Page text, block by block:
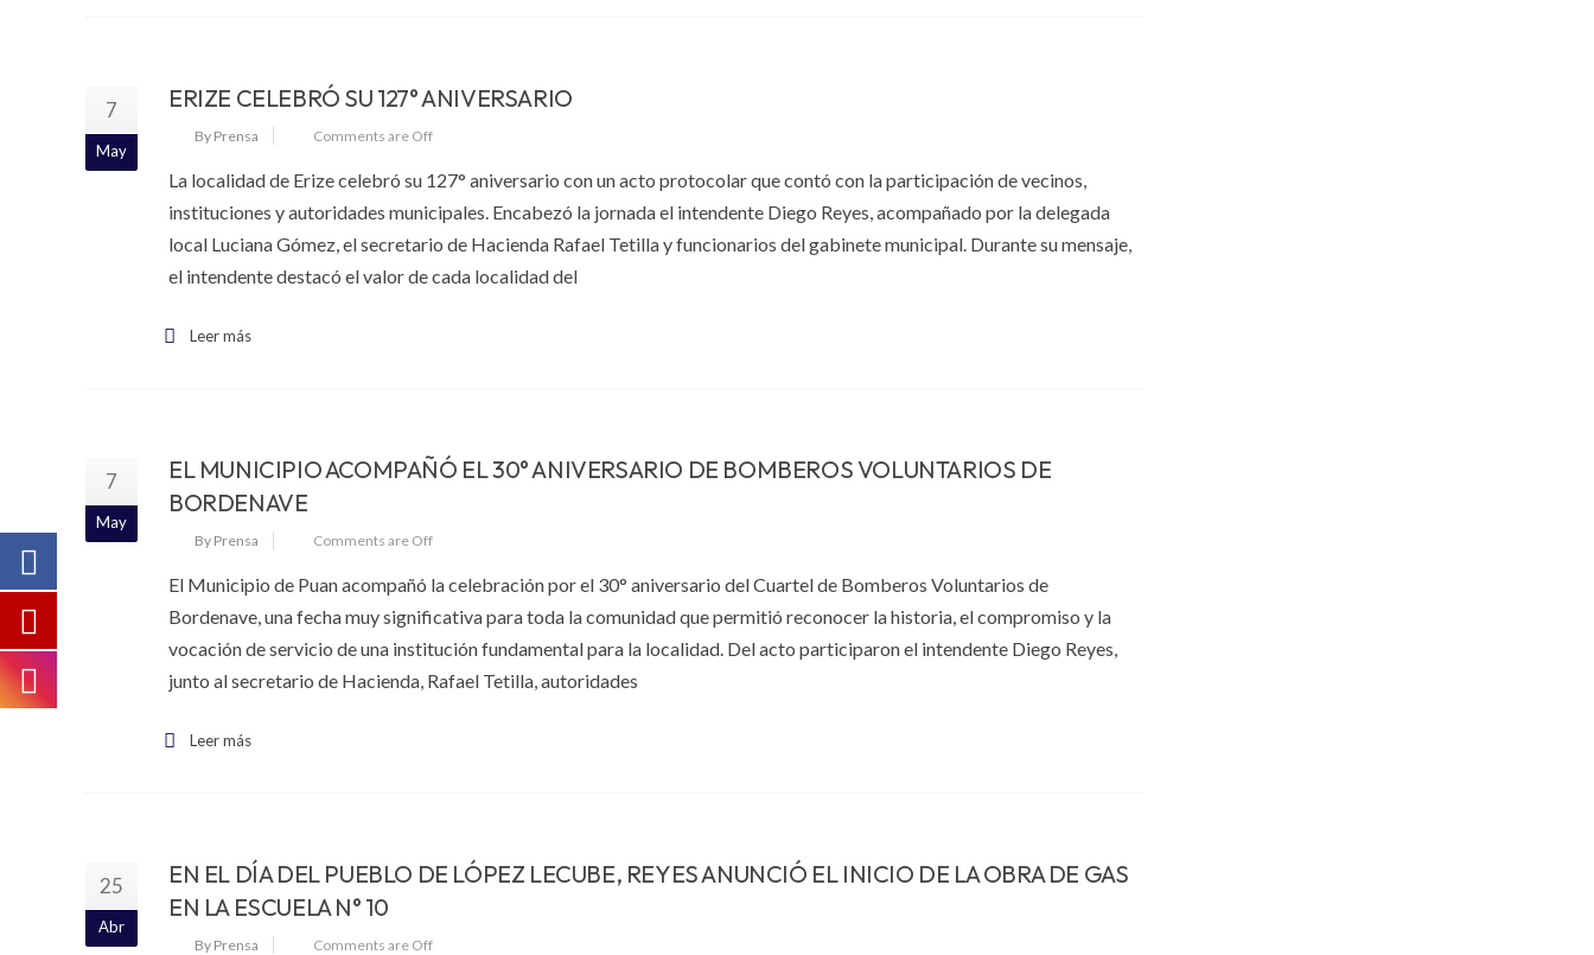
7
May
ERIZE CELEBRÓ SU 127° ANIVERSARIO
By Prensa Comments are Off
La localidad de Erize celebró su 127° aniversario con un acto protocolar que contó con la participación de vecinos,
instituciones y autoridades municipales. Encabezó la jornada el intendente Diego Reyes, acompañado por la delegada
local Luciana Gómez, el secretario de Hacienda Rafael Tetilla y funcionarios del gabinete municipal. Durante su mensaje,
el intendente destacó el valor de cada localidad del
Leer más
7
May
EL MUNICIPIO ACOMPAÑÓ EL 30° ANIVERSARIO DE BOMBEROS VOLUNTARIOS DE
BORDENAVE
By Prensa Comments are Off
El Municipio de Puan acompañó la celebración por el 30° aniversario del Cuartel de Bomberos Voluntarios de
Bordenave, una fecha muy significativa para toda la comunidad que permitió reconocer la historia, el compromiso y la
vocación de servicio de una institución fundamental para la localidad. Del acto participaron el intendente Diego Reyes,
junto al secretario de Hacienda, Rafael Tetilla, autoridades
Leer más
25
Abr
EN EL DÍA DEL PUEBLO DE LÓPEZ LECUBE, REYES ANUNCIÓ EL INICIO DE LA OBRA DE GAS
EN LA ESCUELA N° 10
By Prensa Comments are Off